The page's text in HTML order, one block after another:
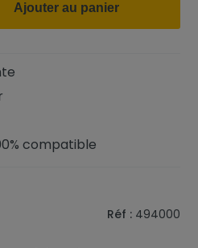
Ajouter au panier
compatible
Réf : 494000